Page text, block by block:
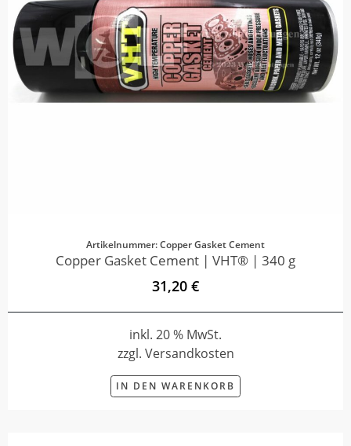
Artikelnummer: Copper Gasket Cement
Copper Gasket Cement | VHT® | 340 g
31,20 €
inkl. 20 % MwSt.
zzgl. Versandkosten
IN DEN WARENKORB